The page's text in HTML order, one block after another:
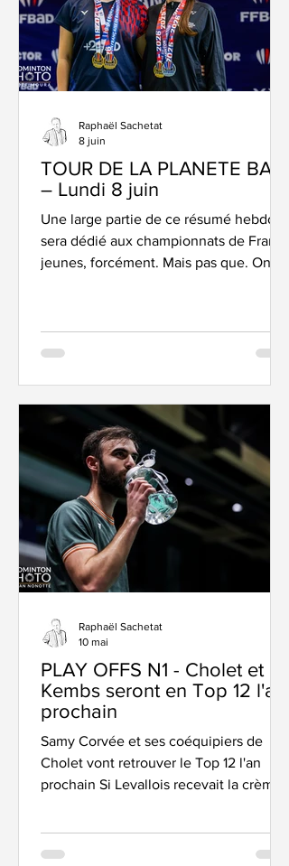
TOUR DE LA PLANETE BAD
– Lundi 8 juin
Une large partie de ce résumé hebdo
sera dédié aux championnats de France
jeunes, forcément. Mais pas que. On y
Marjolène et Jeanne Raffin. Un bon
sont…. … connus ! Oui, forcément, à
dimanche 23h, tout le monde sait déjà
qui s’est imposé, qui a perdu… car nul
est plus rapide que les jeunes pour
Raphaël Sachetat
8 juin
PLAY OFFS N1 - Cholet et
Kembs seront en Top 12 l'an
prochain
Samy Corvée et ses coéquipiers de
Cholet vont retrouver le Top 12 l'an
prochain Si Levallois recevait la crème
leur saison également pour les
Raphaël Sachetat
10 mai